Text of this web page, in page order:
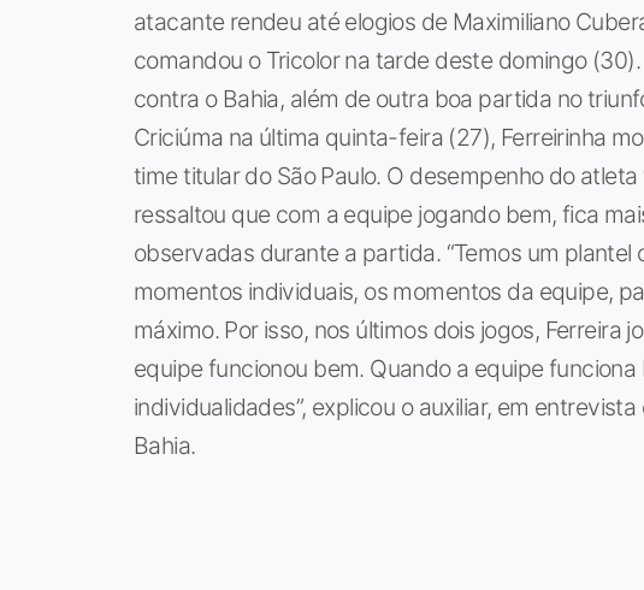
atacante rendeu até elogios de Maximiliano
comandou o Tricolor na tarde deste domingo
contra o Bahia, além de outra boa partida no
Criciúma na última quinta-feira (27), Ferreirinha
time titular do São Paulo. O desempenho do
ressaltou que com a equipe jogando bem, fica
observadas durante a partida. “Temos um
momentos individuais, os momentos da equipe,
máximo. Por isso, nos últimos dois jogos, Ferreira
equipe funcionou bem. Quando a equipe
individualidades”, explicou o auxiliar, em
Bahia.